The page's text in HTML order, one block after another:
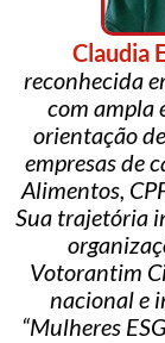
Claudia
reconhecida
com ampla
orientação
empresas de
Alimentos,
Sua trajetória
Votorantim
nacional e
“Mulheres